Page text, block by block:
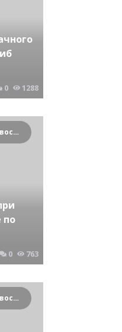
0 1288
Криминальные новости Новосибирска и Сибирского региона
по
0 763
Криминальные новости Новосибирска и Сибирского региона